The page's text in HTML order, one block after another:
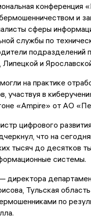
конференция
и
сферы
службы по
подразделений
и
на практике
участвуя в
«Ampire» от АО
цифрового
что на
тысяч до десятков
системы.
директора
Тульская
по